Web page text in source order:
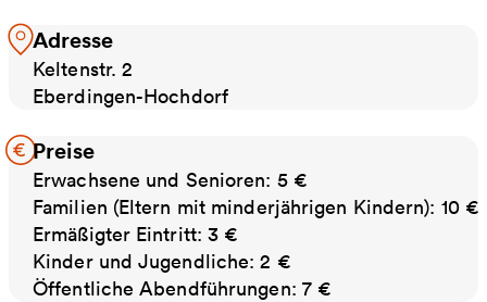
Adresse
Keltenstr. 2
Eberdingen-Hochdorf
Preise
Erwachsene und Senioren: 5 €
Familien (Eltern mit minderjährigen Kindern): 10 €
Ermäßigter Eintritt: 3 €
Kinder und Jugendliche: 2 €
Öffentliche Abendführungen: 7 €